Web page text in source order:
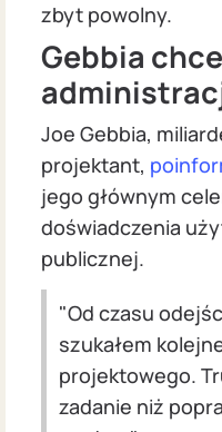
zbyt powolny.
Gebbia
Joe Gebbia,
projektant,
jego głównym
doświadczenia
publicznej.
"Od czasu
szukałem
projektowego.
zadanie niż